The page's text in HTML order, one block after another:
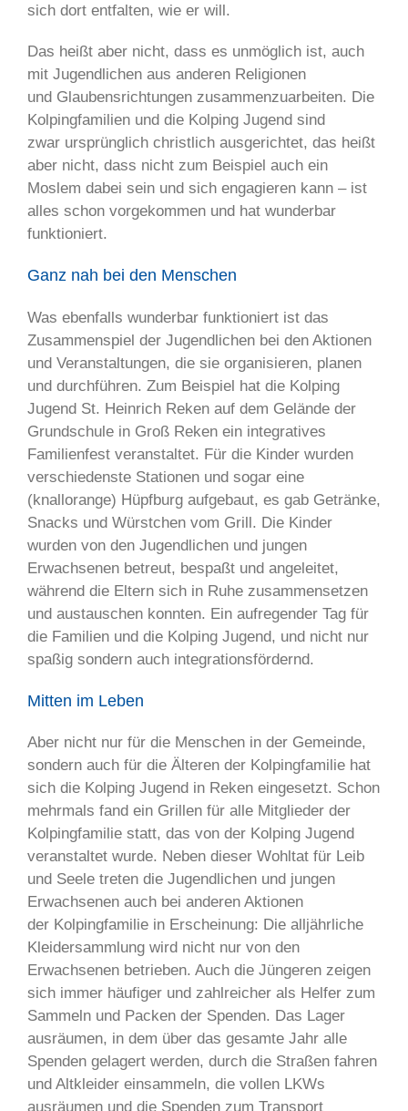
sich dort entfalten, wie er will.
Das heißt aber nicht, dass es unmöglich ist, auch
mit Jugendlichen aus anderen Religionen
und Glaubensrichtungen zusammenzuarbeiten. Die
Kolpingfamilien und die Kolping Jugend sind
zwar ursprünglich christlich ausgerichtet, das heißt
aber nicht, dass nicht zum Beispiel auch ein
Moslem dabei sein und sich engagieren kann – ist
alles schon vorgekommen und hat wunderbar
funktioniert.
Ganz nah bei den Menschen
Was ebenfalls wunderbar funktioniert ist das
Zusammenspiel der Jugendlichen bei den Aktionen
und Veranstaltungen, die sie organisieren, planen
und durchführen. Zum Beispiel hat die Kolping
Jugend St. Heinrich Reken auf dem Gelände der
Grundschule in Groß Reken ein integratives
Familienfest veranstaltet. Für die Kinder wurden
verschiedenste Stationen und sogar eine
(knallorange) Hüpfburg aufgebaut, es gab Getränke,
Snacks und Würstchen vom Grill. Die Kinder
wurden von den Jugendlichen und jungen
Erwachsenen betreut, bespaßt und angeleitet,
während die Eltern sich in Ruhe zusammensetzen
und austauschen konnten. Ein aufregender Tag für
die Familien und die Kolping Jugend, und nicht nur
spaßig sondern auch integrationsfördernd.
Mitten im Leben
Aber nicht nur für die Menschen in der Gemeinde,
sondern auch für die Älteren der Kolpingfamilie hat
sich die Kolping Jugend in Reken eingesetzt. Schon
mehrmals fand ein Grillen für alle Mitglieder der
Kolpingfamilie statt, das von der Kolping Jugend
veranstaltet wurde. Neben dieser Wohltat für Leib
und Seele treten die Jugendlichen und jungen
Erwachsenen auch bei anderen Aktionen
der Kolpingfamilie in Erscheinung: Die alljährliche
Kleidersammlung wird nicht nur von den
Erwachsenen betrieben. Auch die Jüngeren zeigen
sich immer häufiger und zahlreicher als Helfer zum
Sammeln und Packen der Spenden. Das Lager
ausräumen, in dem über das gesamte Jahr alle
Spenden gelagert werden, durch die Straßen fahren
und Altkleider einsammeln, die vollen LKWs
ausräumen und die Spenden zum Transport